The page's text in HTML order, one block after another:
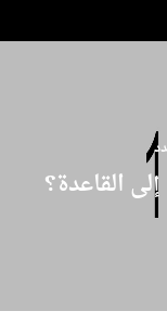
القاعدة؟